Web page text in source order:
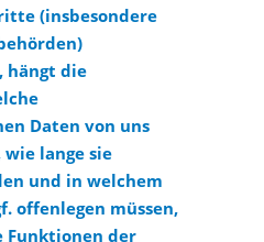
(insbesondere
hängt die
Daten von uns
lange sie
und in welchem
offenlegen müssen,
Funktionen der